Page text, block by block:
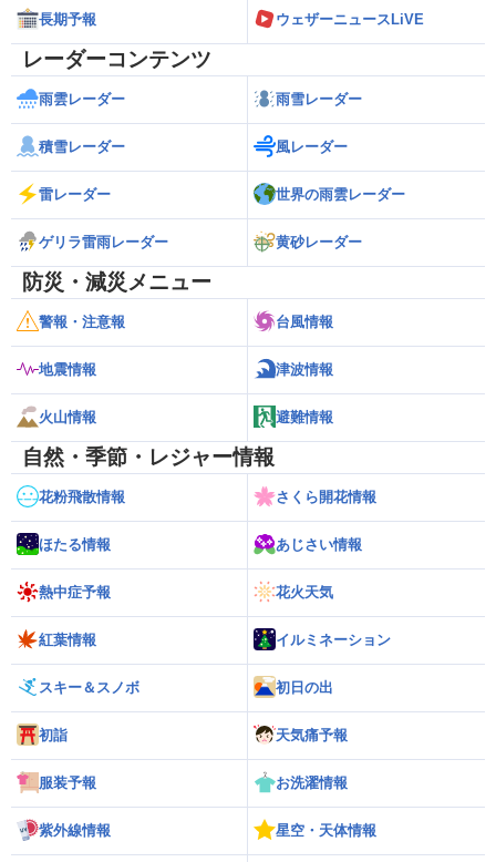
長期予報 ウェザーニュースLiVE
レーダーコンテンツ
雨雲レーダー 雨雪レーダー
積雪レーダー 風レーダー
雷レーダー 世界の雨雲レーダー
ゲリラ雷雨レーダー 黄砂レーダー
防災・減災メニュー
警報・注意報 台風情報
地震情報 津波情報
火山情報 避難情報
自然・季節・レジャー情報
花粉飛散情報 さくら開花情報
ほたる情報 あじさい情報
熱中症予報 花火天気
紅葉情報 イルミネーション
スキー＆スノボ 初日の出
初詣 天気痛予報
服装予報 お洗濯情報
紫外線情報 星空・天体情報